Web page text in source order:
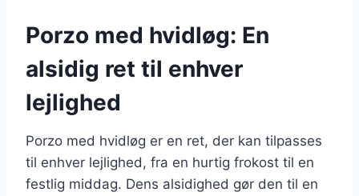
Porzo med hvidløg: En
alsidig ret til enhver
lejlighed
Porzo med hvidløg er en ret, der kan tilpasses
til enhver lejlighed, fra en hurtig frokost til en
festlig middag. Dens alsidighed gør den til en